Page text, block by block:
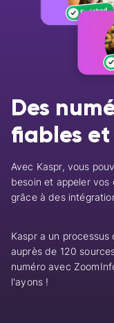
Des
fiables
Avec Kaspr, vous
besoin et appeler
grâce à des
Kaspr a un
auprès de 120
numéro avec
l'ayons !